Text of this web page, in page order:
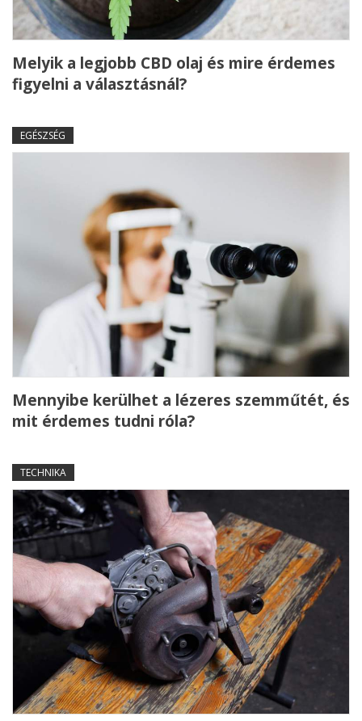
Melyik a legjobb CBD olaj és mire érdemes
figyelni a választásnál?
EGÉSZSÉG
Mennyibe kerülhet a lézeres szemműtét, és
mit érdemes tudni róla?
TECHNIKA